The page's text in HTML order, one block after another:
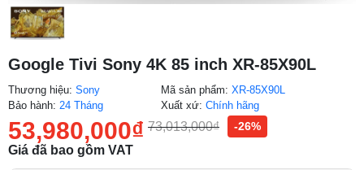
Google Tivi Sony 4K 85 inch XR-85X90L
Thương hiệu: Sony
Bảo hành: 24 Tháng
Mã sản phẩm:XR-85X90L
Xuất xứ:Chính hãng
53,980,000₫ 73,013,000₫ -26%
Giá đã bao gồm VAT